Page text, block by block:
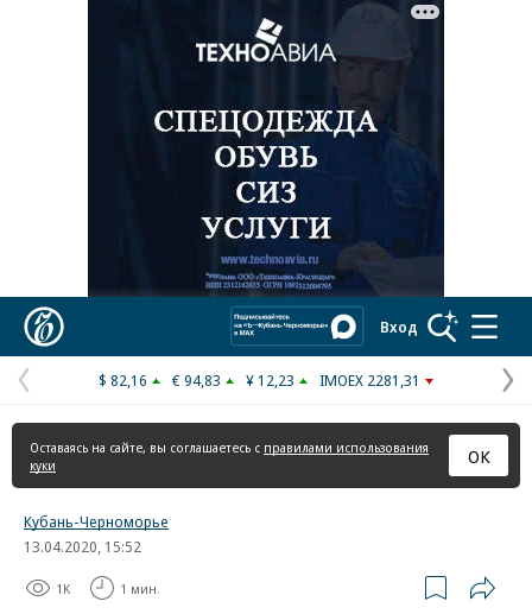
Реклама в «Ъ» www.kommersant.ru/ad
Вход
Предыдущая
страница
$ 82,16 € 94,83 ¥ 12,23 IMOEX 2281,31
Оставаясь на сайте, вы соглашаетесь с правилами использования
куки
ОК
Кубань-Черноморье
13.04.2020, 15:52
1K 1 мин.